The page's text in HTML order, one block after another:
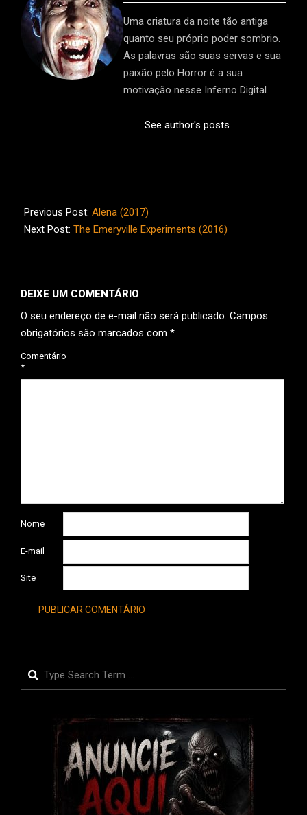
Uma criatura da noite tão antiga
quanto seu próprio poder sombrio.
As palavras são suas servas e sua
paixão pelo Horror é a sua
motivação nesse Inferno Digital.
See author's posts
03-
11
Previous Post: Alena (2017)
Next Post: The Emeryville Experiments (2016)
DEIXE UM COMENTÁRIO
O seu endereço de e-mail não será publicado. Campos
obrigatórios são marcados com *
Comentário
*
Nome
E-mail
Site
Search